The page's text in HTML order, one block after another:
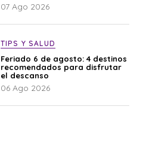
07 Ago 2026
TIPS Y SALUD
Feriado 6 de agosto: 4 destinos
recomendados para disfrutar
el descanso
06 Ago 2026